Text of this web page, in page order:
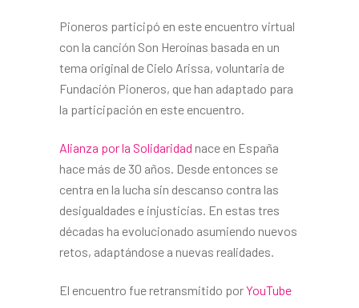
Pioneros participó en este encuentro virtual
con la canción Son Heroínas basada en un
tema original de Cielo Arissa, voluntaria de
Fundación Pioneros, que han adaptado para
la participación en este encuentro.
Alianza por la Solidaridad nace en España
hace más de 30 años. Desde entonces se
centra en la lucha sin descanso contra las
desigualdades e injusticias. En estas tres
décadas ha evolucionado asumiendo nuevos
retos, adaptándose a nuevas realidades.
El encuentro fue retransmitido porYouTube